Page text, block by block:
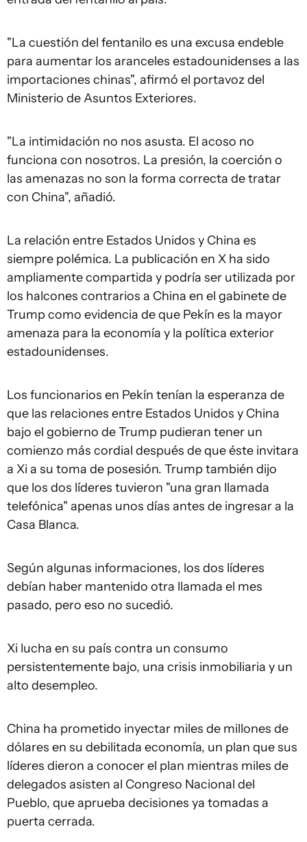
"La cuestión del fentanilo es una excusa endeble
para aumentar los aranceles estadounidenses a las
importaciones chinas", afirmó el portavoz del
Ministerio de Asuntos Exteriores.
"La intimidación no nos asusta. El acoso no
funciona con nosotros. La presión, la coerción o
las amenazas no son la forma correcta de tratar
con China", añadió.
La relación entre Estados Unidos y China es
siempre polémica. La publicación en X ha sido
ampliamente compartida y podría ser utilizada por
los halcones contrarios a China en el gabinete de
Trump como evidencia de que Pekín es la mayor
amenaza para la economía y la política exterior
estadounidenses.
Los funcionarios en Pekín tenían la esperanza de
que las relaciones entre Estados Unidos y China
bajo el gobierno de Trump pudieran tener un
comienzo más cordial después de que éste invitara
a Xi a su toma de posesión. Trump también dijo
que los dos líderes tuvieron "una gran llamada
telefónica" apenas unos días antes de ingresar a la
Casa Blanca.
Según algunas informaciones, los dos líderes
debían haber mantenido otra llamada el mes
pasado, pero eso no sucedió.
Xi lucha en su país contra un consumo
persistentemente bajo, una crisis inmobiliaria y un
alto desempleo.
China ha prometido inyectar miles de millones de
dólares en su debilitada economía, un plan que sus
líderes dieron a conocer el plan mientras miles de
delegados asisten al Congreso Nacional del
Pueblo, que aprueba decisiones ya tomadas a
puerta cerrada.